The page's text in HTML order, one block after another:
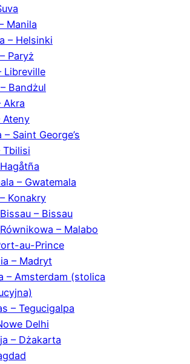
Manila
– Helsinki
Paryż
Libreville
Bandżul
Akra
Ateny
– Saint George’s
Tbilisi
– Gwatemala
Konakry
– Bissau
– Malabo
au-Prince
– Madryt
– Amsterdam (stolica
– Tegucigalpa
Delhi
– Dżakarta